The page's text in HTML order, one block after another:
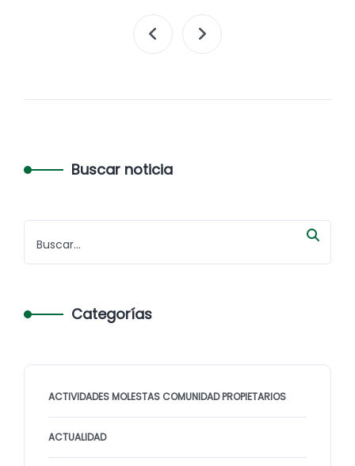
Buscar noticia
Categorías
ACTIVIDADES MOLESTAS COMUNIDAD PROPIETARIOS
ACTUALIDAD